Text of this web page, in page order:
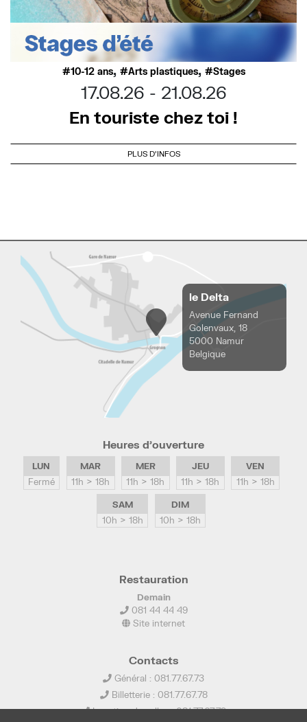
10-12 ans, Arts plastiques, Stages
17.08.26
21.08.26
En touriste chez toi !
PLUS D'INFOS
le Delta
Avenue Fernand
Golenvaux, 18
5000 Namur
Belgique
Heures d’ouverture
LUN
Fermé
MAR
11h > 18h
MER
11h > 18h
JEU
11h > 18h
VEN
11h > 18h
SAM
10h > 18h
DIM
10h > 18h
Restauration
Demain
081 44 44 49
Site internet
Contacts
Général : 081.77.67.73
Billetterie : 081.77.67.78
Location de salles : 081.77.67.79